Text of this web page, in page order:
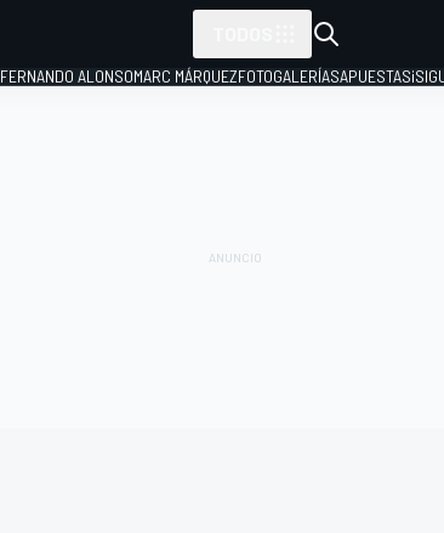
FERNANDO ALONSOMARC MÁRQUEZFOTOGALERÍASAPUESTAS